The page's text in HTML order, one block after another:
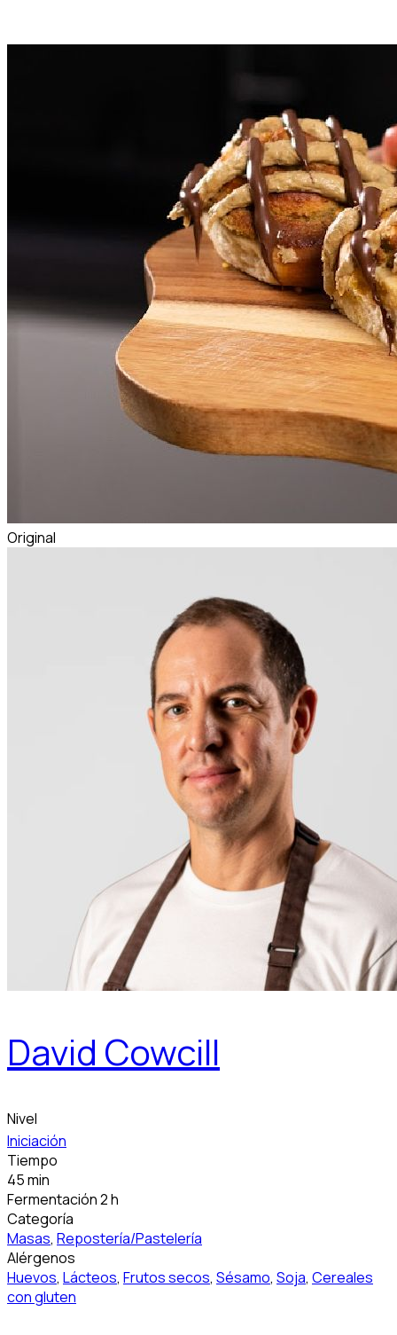
Original
David Cowcill
Nivel
Iniciación
Tiempo
45 min
Fermentación 2 h
Categoría
Masas, Repostería/Pastelería
Alérgenos
Huevos, Lácteos, Frutos secos, Sésamo, Soja, Cereales
con gluten